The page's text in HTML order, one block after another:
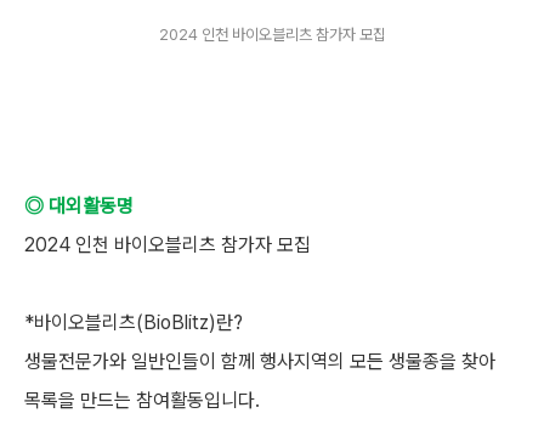
2024 인천 바이오블리츠 참가자 모집
◎ 대외활동명
2024 인천 바이오블리츠 참가자 모집
*바이오블리츠(BioBlitz)란?
생물전문가와 일반인들이 함께 행사지역의 모든 생물종을 찾아
목록을 만드는 참여활동입니다.